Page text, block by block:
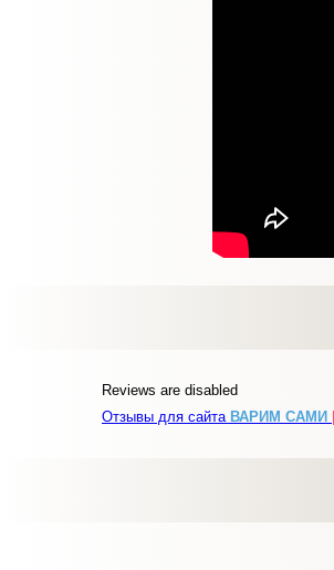
Reviews are disabled
Отзывы для сайта ВАРИМ САМИ